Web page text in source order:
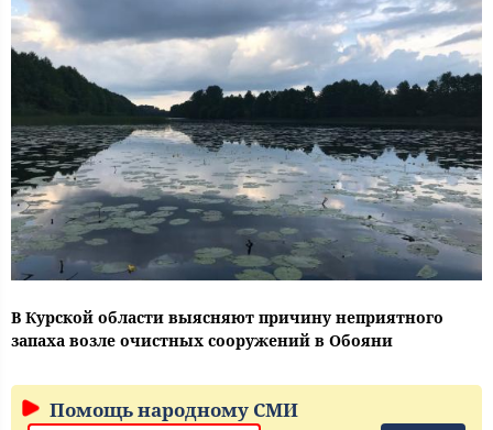
В Курской области выясняют причину неприятного
запаха возле очистных сооружений в Обояни
Помощь народному СМИ